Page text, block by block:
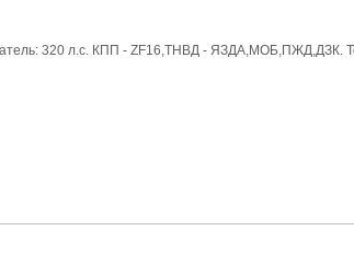
320 л.с. КПП - ZF16,ТНВД - ЯЗДА,МОБ,ПЖД,ДЗК.